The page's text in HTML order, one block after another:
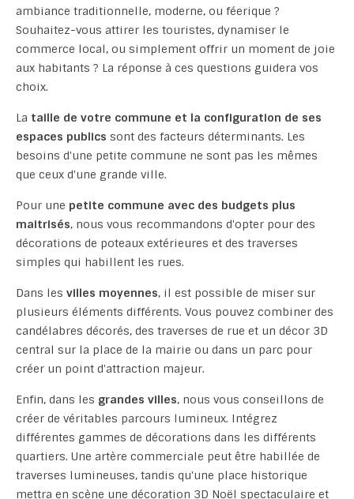
ambiance traditionnelle, moderne, ou féerique ?
Souhaitez-vous attirer les touristes, dynamiser le
commerce local, ou simplement offrir un moment de joie
aux habitants ? La réponse à ces questions guidera vos
choix.
La taille de votre commune et la configuration de ses
espaces publics sont des facteurs déterminants. Les
besoins d'une petite commune ne sont pas les mêmes
que ceux d'une grande ville.
Pour une petite commune avec des budgets plus
maitrisés, nous vous recommandons d'opter pour des
décorations de poteaux extérieures et des traverses
simples qui habillent les rues.
Dans les villes moyennes, il est possible de miser sur
plusieurs éléments différents. Vous pouvez combiner des
candélabres décorés, des traverses de rue et un décor 3D
central sur la place de la mairie ou dans un parc pour
créer un point d'attraction majeur.
Enfin, dans les grandes villes, nous vous conseillons de
créer de véritables parcours lumineux. Intégrez
différentes gammes de décorations dans les différents
quartiers. Une artère commerciale peut être habillée de
traverses lumineuses, tandis qu'une place historique
mettra en scène une décoration 3D Noël spectaculaire et